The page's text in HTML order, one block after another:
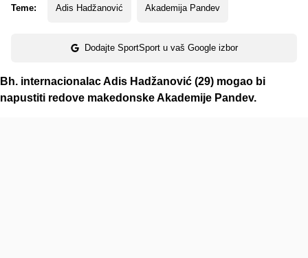
Teme: Adis Hadžanović Akademija Pandev
Dodajte SportSport u vaš Google izbor
Bh. internacionalac Adis Hadžanović (29) mogao bi
napustiti redove makedonske Akademije Pandev.